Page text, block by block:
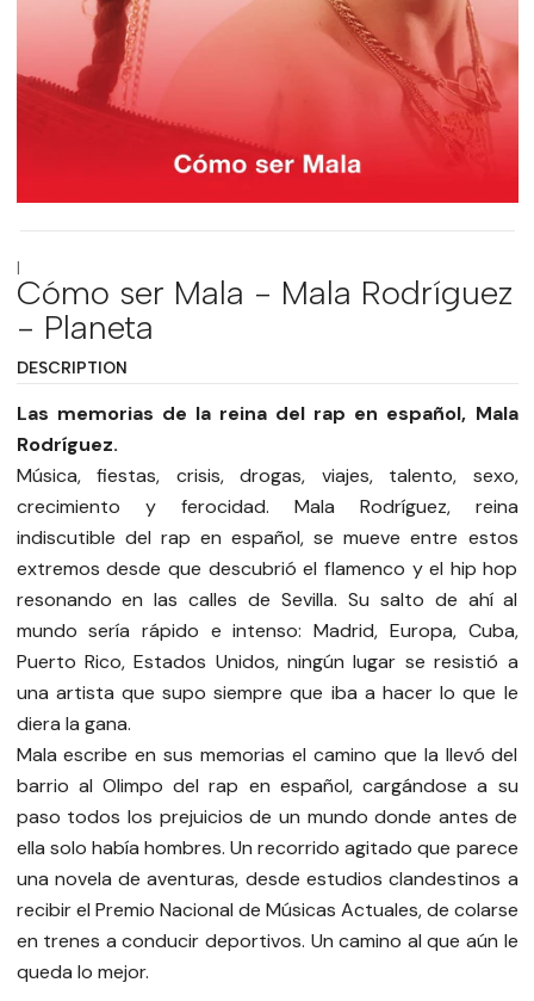
|
Cómo ser Mala - Mala Rodríguez
- Planeta
DESCRIPTION
Las memorias de la reina del rap en español, Mala
Rodríguez.
Música, fiestas, crisis, drogas, viajes, talento, sexo,
crecimiento y ferocidad. Mala Rodríguez, reina
indiscutible del rap en español, se mueve entre estos
extremos desde que descubrió el flamenco y el hip hop
resonando en las calles de Sevilla. Su salto de ahí al
mundo sería rápido e intenso: Madrid, Europa, Cuba,
Puerto Rico, Estados Unidos, ningún lugar se resistió a
una artista que supo siempre que iba a hacer lo que le
diera la gana.
Mala escribe en sus memorias el camino que la llevó del
barrio al Olimpo del rap en español, cargándose a su
paso todos los prejuicios de un mundo donde antes de
ella solo había hombres. Un recorrido agitado que parece
una novela de aventuras, desde estudios clandestinos a
recibir el Premio Nacional de Músicas Actuales, de colarse
en trenes a conducir deportivos. Un camino al que aún le
queda lo mejor.